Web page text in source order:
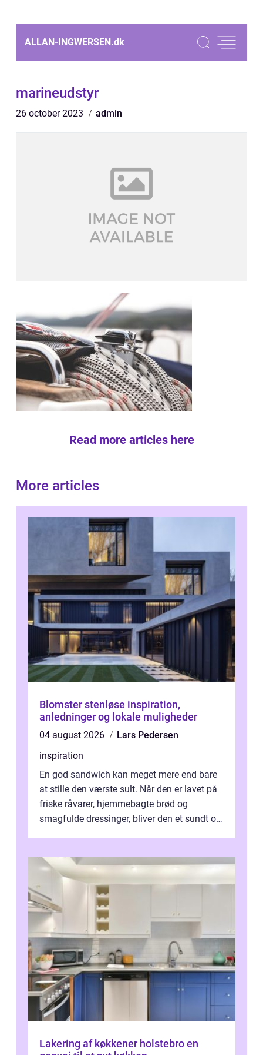
ALLAN-INGWERSEN.dk
marineudstyr
26 october 2023 admin
Read more articles here
More articles
Blomster stenløse inspiration,
anledninger og lokale muligheder
04 august 2026
Lars Pedersen
inspiration
En god sandwich kan meget mere end bare
at stille den værste sult. Når den er lavet på
friske råvarer, hjemmebagte brød og
smagfulde dressinger, bliver den et sundt og
Lakering af køkkener holstebro en